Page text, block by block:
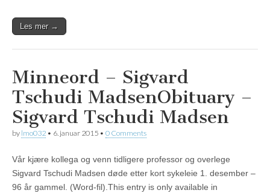
Les mer →
Minneord – Sigvard
Tschudi MadsenObituary –
Sigvard Tschudi Madsen
by lmo032 • 6. januar 2015 • 0 Comments
Vår kjære kollega og venn tidligere professor og overlege
Sigvard Tschudi Madsen døde etter kort sykeleie 1. desember –
96 år gammel. (Word-fil).This entry is only available in